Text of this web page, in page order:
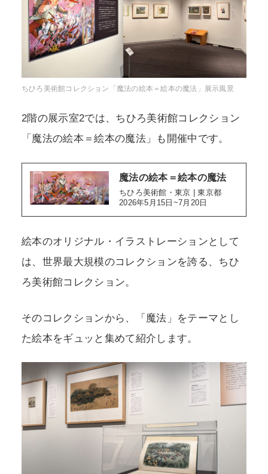
ちひろ美術館コレクション「魔法の絵本＝絵本の魔法」展示風景
2階の展示室2では、ちひろ美術館コレクション
「魔法の絵本＝絵本の魔法」も開催中です。
魔法の絵本＝絵本の魔法
ちひろ美術館・東京 | 東京都
2026年5月15日~7月20日
絵本のオリジナル・イラストレーションとして
は、世界最大規模のコレクションを誇る、ちひ
ろ美術館コレクション。
そのコレクションから、「魔法」をテーマとし
た絵本をギュッと集めて紹介します。